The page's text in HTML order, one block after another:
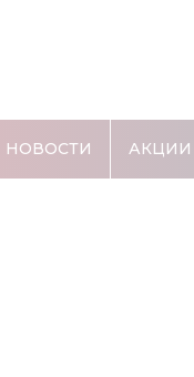
НОВОСТИ АКЦИИ